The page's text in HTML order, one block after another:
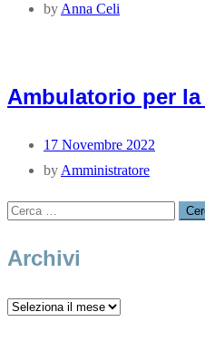
by Anna Celi
Ambulatorio per
17 Novembre 2022
by Amministratore
Archivi